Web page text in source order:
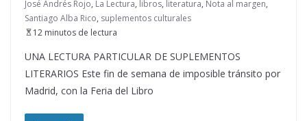
José Andrés Rojo, La Lectura, libros, literatura, Nota al margen,
Santiago Alba Rico, suplementos culturales
12 minutos de lectura
UNA LECTURA PARTICULAR DE SUPLEMENTOS
LITERARIOS Este fin de semana de imposible tránsito por
Madrid, con la Feria del Libro